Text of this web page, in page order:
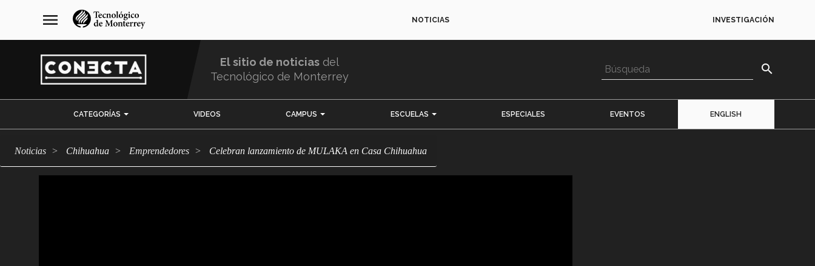
navegación
principal
menu NOTICIAS INVESTIGACIÓN
El sitio de noticias del
Tecnológico de Monterrey
search
CATEGORÍAS VIDEOS CAMPUS ESCUELAS ESPECIALES EVENTOS ENGLISH
Noticias Chihuahua emprendedores Celebran lanzamiento de MULAKA en Casa Chihuahua